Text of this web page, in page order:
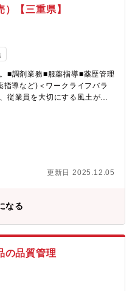
【三重県】
■調剤業務■服薬指導■薬歴管理
導など)＜ワークライフバラ
従業員を大切にする風土が根
一人ひとりの成長が企業の成
員が個性を発揮し、成長し続
ります。ドラッグストアの中
全店「分離申請」を行ってい
にしながら働くことができま
更新日 2025.12.05
なる
の品質管理